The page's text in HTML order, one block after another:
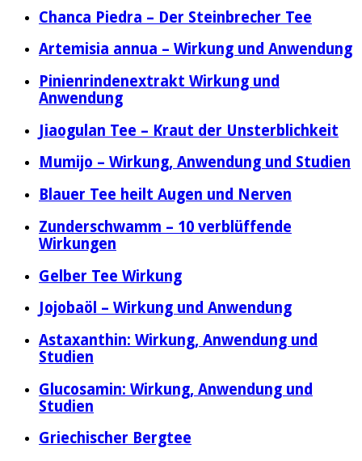
Chanca Piedra – Der Steinbrecher Tee
Artemisia annua – Wirkung und Anwendung
Pinienrindenextrakt Wirkung und
Anwendung
Jiaogulan Tee – Kraut der Unsterblichkeit
Mumijo – Wirkung, Anwendung und Studien
Blauer Tee heilt Augen und Nerven
Zunderschwamm – 10 verblüffende
Wirkungen
Gelber Tee Wirkung
Jojobaöl – Wirkung und Anwendung
Astaxanthin: Wirkung, Anwendung und
Studien
Glucosamin: Wirkung, Anwendung und
Studien
Griechischer Bergtee